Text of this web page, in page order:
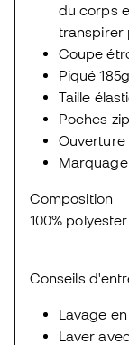
du corps
transpirer
Coupe
Piqué
Taille
Poches
Ouverture
Composition
100% polyester
Conseils
Lavage
Laver